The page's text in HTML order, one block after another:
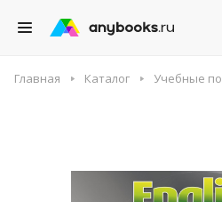
Главная Каталог Учебные